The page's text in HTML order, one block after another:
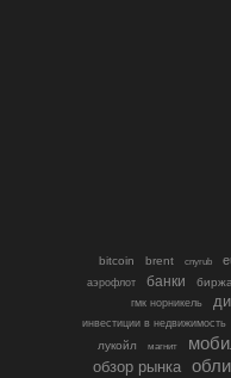
bitcoin brent cnyrub
аэрофлот банки
гмк норникель
инвестиции в недвижимость
лукойл
магнит
обзор рынка